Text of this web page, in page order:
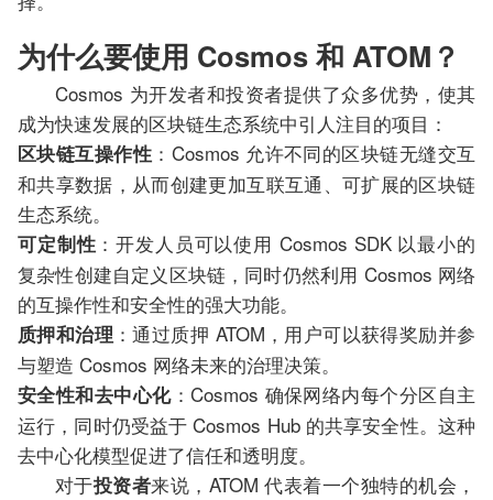
为什么要使用 Cosmos 和 ATOM？
Cosmos 为开发者和投资者提供了众多优势，使其
成为快速发展的区块链生态系统中引人注目的项目：
区块链互操作性 ：Cosmos 允许不同的区块链无缝交互
和共享数据，从而创建更加互联互通、可扩展的区块链
生态系统。
可定制性 ：开发人员可以使用 Cosmos SDK 以最小的
复杂性创建自定义区块链，同时仍然利用 Cosmos 网络
的互操作性和安全性的强大功能。
质押和治理 ：通过质押 ATOM，用户可以获得奖励并参
与塑造 Cosmos 网络未来的治理决策。
安全性和去中心化：Cosmos 确保网络内每个分区自主
运行，同时仍受益于 Cosmos Hub 的共享安全性。这种
去中心化模型促进了信任和透明度。
对于投资者来说，ATOM 代表着一个独特的机会，